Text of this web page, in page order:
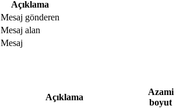
Açıklama
Mesaj gönderen
Mesaj alan
Mesaj
Açıklama
Azami
boyut